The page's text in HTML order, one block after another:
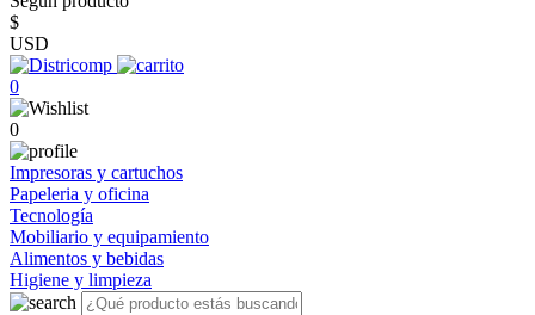
$
USD
0
0
Impresoras y cartuchos
Papeleria y oficina
Tecnología
Mobiliario y equipamiento
Alimentos y bebidas
Higiene y limpieza